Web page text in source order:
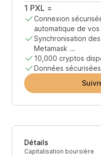
1 PXL =
Connexion
automatique de vos
Synchronisation
Metamask ...
10,000 cryptos
Données
Détails
Capitalisation boursière